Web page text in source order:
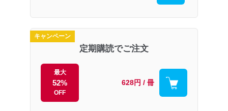
キャンペーン
定期購読でご注文
最大
52%
OFF
628円 / 冊